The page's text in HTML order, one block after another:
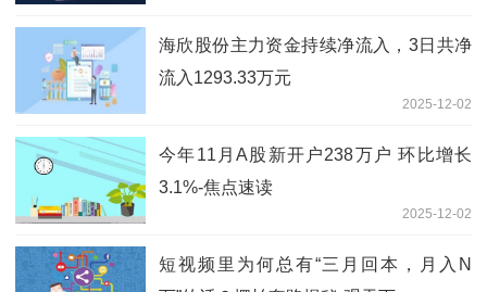
海欣股份主力资金持续净流入，3日共净
流入1293.33万元
2025-12-02
今年11月A股新开户238万户 环比增长
3.1%-焦点速读
2025-12-02
短视频里为何总有“三月回本，月入N